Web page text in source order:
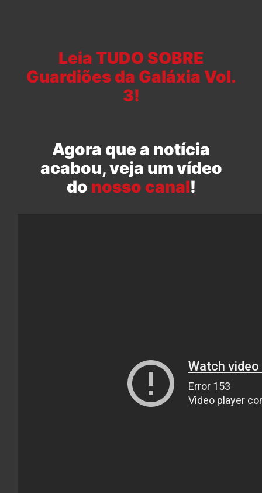
Leia TUDO SOBRE
Guardiões da Galáxia Vol.
3!
Agora que a notícia
acabou, veja um vídeo
do nosso canal!